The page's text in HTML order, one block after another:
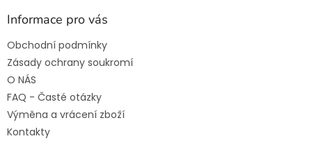
Informace pro vás
Obchodní podmínky
Zásady ochrany soukromí
O NÁS
FAQ - Časté otázky
Výměna a vrácení zboží
Kontakty